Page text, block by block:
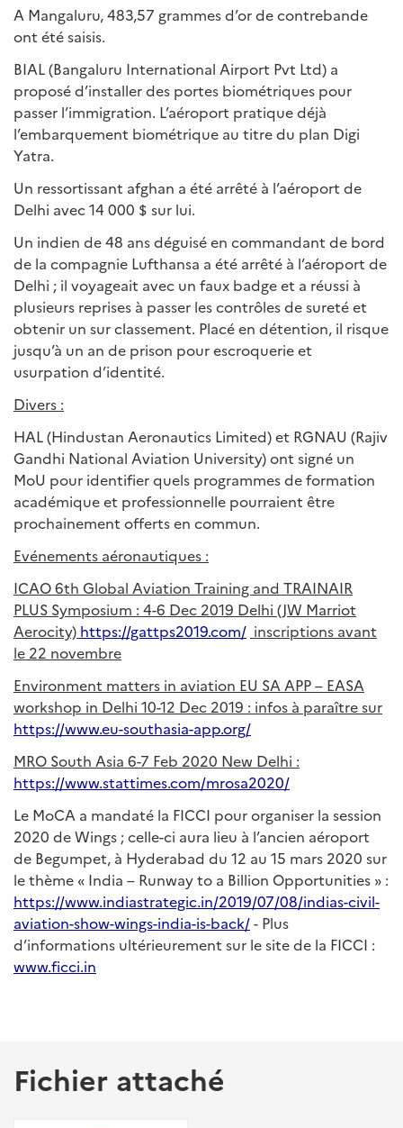
A Mangaluru, 483,57 grammes d’or de contrebande
ont été saisis.
BIAL (Bangaluru International Airport Pvt Ltd) a
proposé d’installer des portes biométriques pour
passer l’immigration. L’aéroport pratique déjà
l’embarquement biométrique au titre du plan Digi
Yatra.
Un ressortissant afghan a été arrêté à l’aéroport de
Delhi avec 14 000 $ sur lui.
Un indien de 48 ans déguisé en commandant de bord
de la compagnie Lufthansa a été arrêté à l’aéroport de
Delhi ; il voyageait avec un faux badge et a réussi à
plusieurs reprises à passer les contrôles de sureté et
obtenir un sur classement. Placé en détention, il risque
jusqu’à un an de prison pour escroquerie et
usurpation d’identité.
Divers :
HAL (Hindustan Aeronautics Limited) et RGNAU (Rajiv
Gandhi National Aviation University) ont signé un
MoU pour identifier quels programmes de formation
académique et professionnelle pourraient être
prochainement offerts en commun.
Evénements aéronautiques :
ICAO 6th Global Aviation Training and TRAINAIR
PLUS Symposium : 4-6 Dec 2019 Delhi (JW Marriot
Aerocity) https://gattps2019.com/ inscriptions avant
le 22 novembre
Environment matters in aviation EU SA APP – EASA
workshop in Delhi 10-12 Dec 2019 : infos à paraître sur
https://www.eu-southasia-app.org/
MRO South Asia 6-7 Feb 2020 New Delhi :
https://www.stattimes.com/mrosa2020/
Le MoCA a mandaté la FICCI pour organiser la session
2020 de Wings ; celle-ci aura lieu à l’ancien aéroport
de Begumpet, à Hyderabad du 12 au 15 mars 2020 sur
le thème « India – Runway to a Billion Opportunities » :
https://www.indiastrategic.in/2019/07/08/indias-civil-
aviation-show-wings-india-is-back/- Plus
d’informations ultérieurement sur le site de la FICCI :
www.ficci.in
Fichier attaché